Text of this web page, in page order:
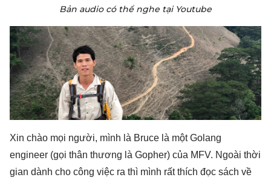
Bản audio có thể nghe tại Youtube
Xin chào mọi người, mình là Bruce là một Golang
engineer (gọi thân thương là Gopher) của MFV. Ngoài thời
gian dành cho công việc ra thì mình rất thích đọc sách về